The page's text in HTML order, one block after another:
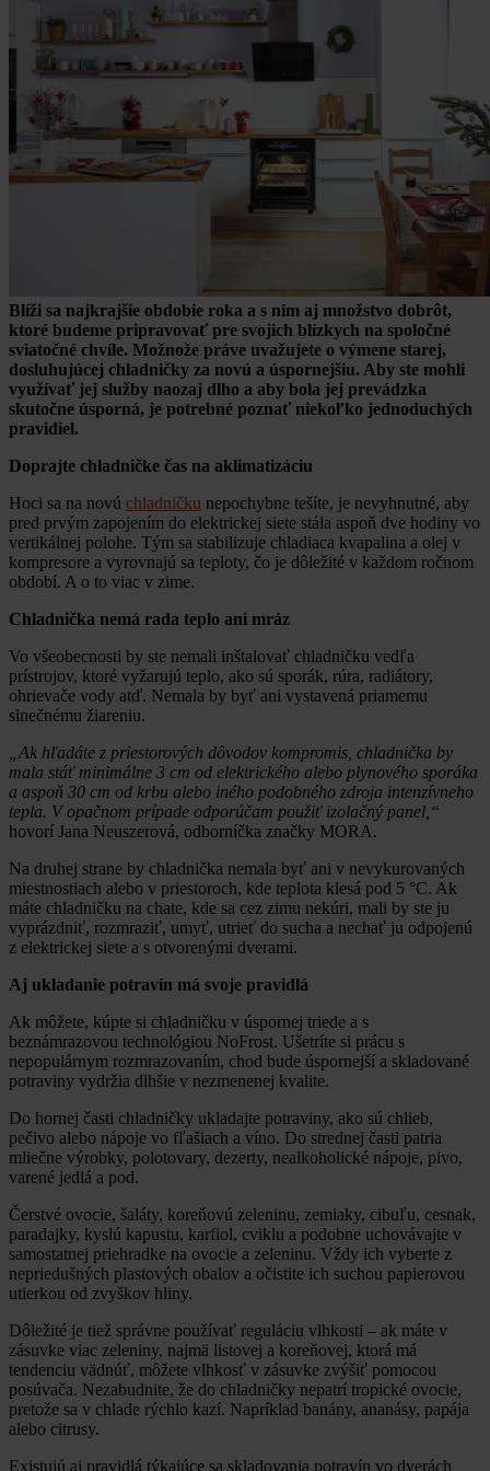
Blíži sa najkrajšie obdobie roka a s ním aj množstvo dobrôt,
ktoré budeme pripravovať pre svojich blízkych na spoločné
sviatočné chvíle. Možnože práve uvažujete o výmene starej,
dosluhujúcej chladničky za novú a úspornejšiu. Aby ste mohli
využívať jej služby naozaj dlho a aby bola jej prevádzka
skutočne úsporná, je potrebné poznať niekoľko jednoduchých
pravidiel.
Doprajte chladničke čas na aklimatizáciu
Hoci sa na novú chladničku nepochybne tešíte, je nevyhnutné, aby
pred prvým zapojením do elektrickej siete stála aspoň dve hodiny vo
vertikálnej polohe. Tým sa stabilizuje chladiaca kvapalina a olej v
kompresore a vyrovnajú sa teploty, čo je dôležité v každom ročnom
období. A o to viac v zime.
Chladnička nemá rada teplo ani mráz
Vo všeobecnosti by ste nemali inštalovať chladničku vedľa
prístrojov, ktoré vyžarujú teplo, ako sú sporák, rúra, radiátory,
ohrievače vody atď. Nemala by byť ani vystavená priamemu
slnečnému žiareniu.
„Ak hľadáte z priestorových dôvodov kompromis, chladnička by
mala stáť minimálne 3 cm od elektrického alebo plynového sporáka
a aspoň 30 cm od krbu alebo iného podobného zdroja intenzívneho
tepla. V opačnom prípade odporúčam použiť izolačný panel,“
hovorí Jana Neuszerová, odborníčka značky MORA.
Na druhej strane by chladnička nemala byť ani v nevykurovaných
miestnostiach alebo v priestoroch, kde teplota klesá pod 5 °C. Ak
máte chladničku na chate, kde sa cez zimu nekúri, mali by ste ju
vyprázdniť, rozmraziť, umyť, utrieť do sucha a nechať ju odpojenú
z elektrickej siete a s otvorenými dverami.
Aj ukladanie potravín má svoje pravidlá
Ak môžete, kúpte si chladničku v úspornej triede a s
beznámrazovou technológiou NoFrost. Ušetríte si prácu s
nepopulárnym rozmrazovaním, chod bude úspornejší a skladované
potraviny vydržia dlhšie v nezmenenej kvalite.
Do hornej časti chladničky ukladajte potraviny, ako sú chlieb,
pečivo alebo nápoje vo fľašiach a víno. Do strednej časti patria
mliečne výrobky, polotovary, dezerty, nealkoholické nápoje, pivo,
varené jedlá a pod.
Čerstvé ovocie, šaláty, koreňovú zeleninu, zemiaky, cibuľu, cesnak,
paradajky, kyslú kapustu, karfiol, cviklu a podobne uchovávajte v
samostatnej priehradke na ovocie a zeleninu. Vždy ich vyberte z
nepriedušných plastových obalov a očistite ich suchou papierovou
utierkou od zvyškov hliny.
Dôležité je tiež správne používať reguláciu vlhkosti – ak máte v
zásuvke viac zeleniny, najmä listovej a koreňovej, ktorá má
tendenciu vädnúť, môžete vlhkosť v zásuvke zvýšiť pomocou
posúvača. Nezabudnite, že do chladničky nepatrí tropické ovocie,
pretože sa v chlade rýchlo kazí. Napríklad banány, ananásy, papája
alebo citrusy.
Existujú aj pravidlá týkajúce sa skladovania potravín vo dverách